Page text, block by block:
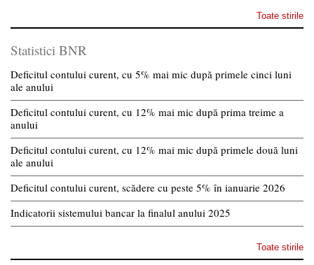
Toate stirile
Statistici BNR
Deficitul contului curent, cu 5% mai mic după primele cinci luni
ale anului
Deficitul contului curent, cu 12% mai mic după prima treime a
anului
Deficitul contului curent, cu 12% mai mic după primele două luni
ale anului
Deficitul contului curent, scădere cu peste 5% în ianuarie 2026
Indicatorii sistemului bancar la finalul anului 2025
Toate stirile